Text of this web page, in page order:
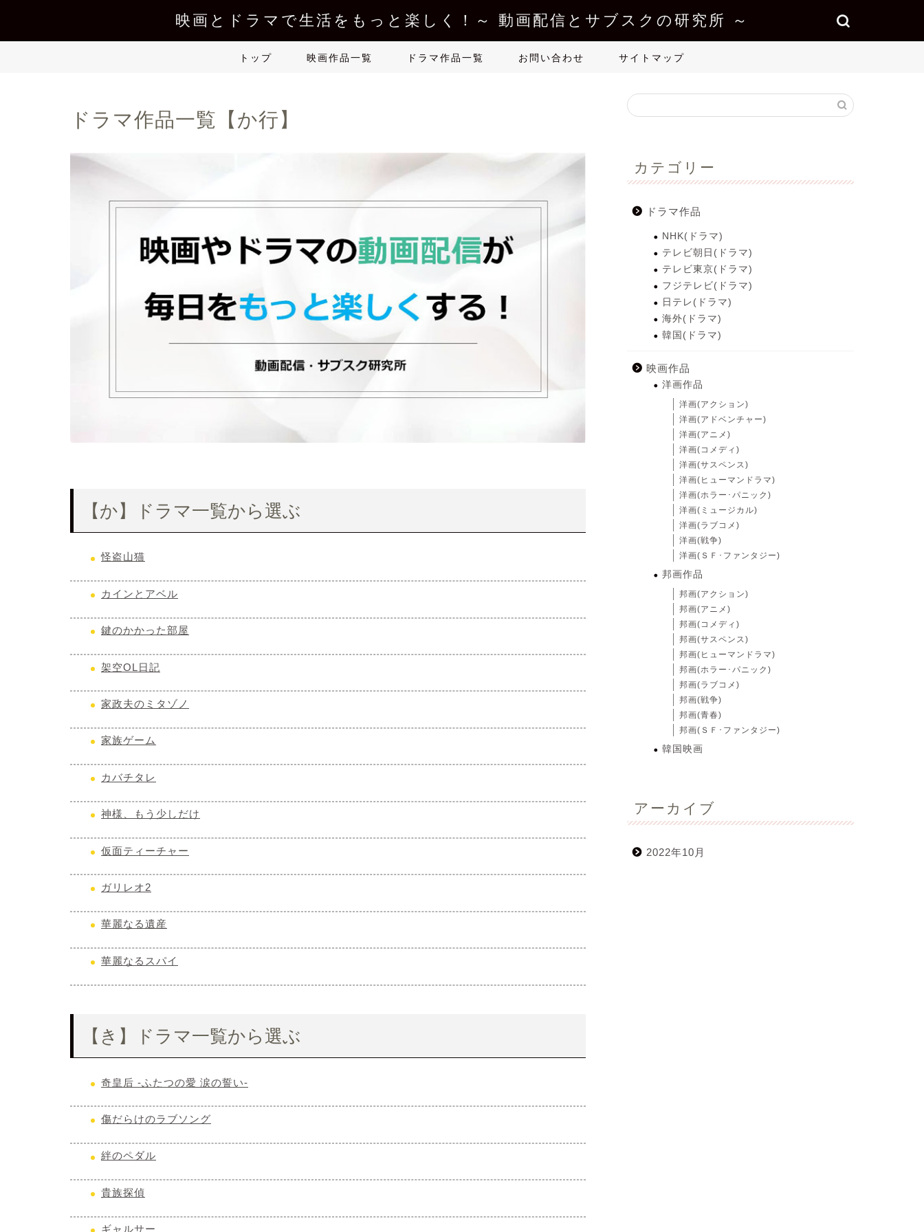
映画とドラマで生活をもっと楽しく！～ 動画配信とサブスクの研究所 ～
トップ 映画作品一覧 ドラマ作品一覧 お問い合わせ サイトマップ
ドラマ作品一覧【か行】
【か】ドラマ一覧から選ぶ
怪盗山猫
カインとアベル
鍵のかかった部屋
架空OL日記
家政夫のミタゾノ
家族ゲーム
カバチタレ
神様、もう少しだけ
仮面ティーチャー
ガリレオ2
華麗なる遺産
華麗なるスパイ
【き】ドラマ一覧から選ぶ
奇皇后 -ふたつの愛 涙の誓い-
傷だらけのラブソング
絆のペダル
貴族探偵
ギャルサー
カテゴリー
ドラマ作品
NHK(ドラマ)
テレビ朝日(ドラマ)
テレビ東京(ドラマ)
フジテレビ(ドラマ)
日テレ(ドラマ)
海外(ドラマ)
韓国(ドラマ)
映画作品
洋画作品
洋画(アクション)
洋画(アドベンチャー)
洋画(アニメ)
洋画(コメディ)
洋画(サスペンス)
洋画(ヒューマンドラマ)
洋画(ホラー･パニック)
洋画(ミュージカル)
洋画(ラブコメ)
洋画(戦争)
洋画(ＳＦ･ファンタジー)
邦画作品
邦画(アクション)
邦画(アニメ)
邦画(コメディ)
邦画(サスペンス)
邦画(ヒューマンドラマ)
邦画(ホラー･パニック)
邦画(ラブコメ)
邦画(戦争)
邦画(青春)
邦画(ＳＦ･ファンタジー)
韓国映画
アーカイブ
2022年10月